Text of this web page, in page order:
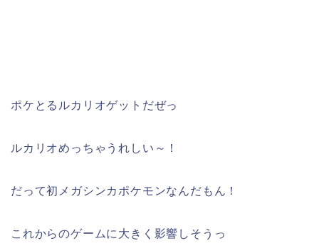
ポケとるルカリオゲットだぜっ
ルカリオめっちゃうれしい～！
だって初メガシンカポケモンなんだもん！
これからのゲームに大きく影響しそうっ